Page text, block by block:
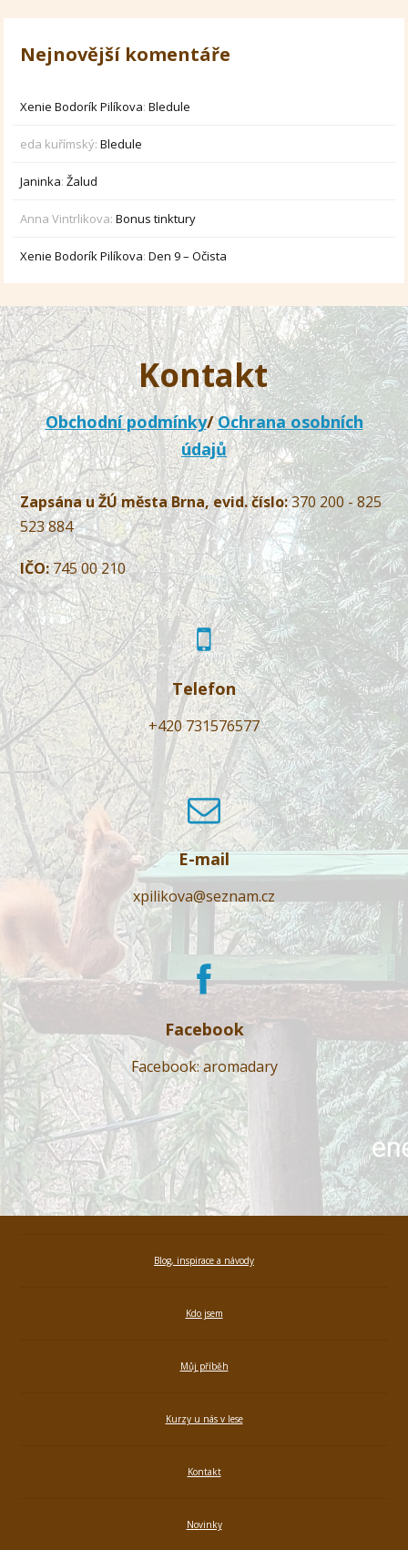
Nejnovější komentáře
Xenie Bodorík Pilíkova:Bledule
eda kuřímský:Bledule
Janinka:Žalud
Anna Vintrlikova:Bonus tinktury
Xenie Bodorík Pilíkova:Den 9 – Očista
Kontakt
Obchodní podmínky/Ochrana osobních
údajů
Zapsána u ŽÚ města Brna, evid. číslo:370 200 - 825
523 884
IČO:745 00 210
Telefon
+420 731576577
E-mail
xpilikova@seznam.cz
Facebook
Facebook: aromadary
Blog, inspirace a návody
Kdo jsem
Můj příběh
Kurzy u nás v lese
Kontakt
Novinky